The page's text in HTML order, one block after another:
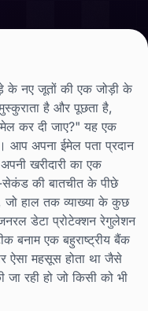
नए जूतों की एक जोड़ी के
है और पूछता है,
कर दी जाए?" यह एक
आप अपना ईमेल पता प्रदान
खरीदारी का एक
सेकंड की बातचीत के पीछे
जो हाल तक व्याख्या के कुछ
डेटा प्रोटेक्शन रेगुलेशन
बनाम एक बहुराष्ट्रीय बैंक
ऐसा महसूस होता था जैसे
रही हो जो किसी को भी